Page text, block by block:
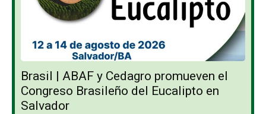
Brasil | ABAF y Cedagro promueven el
Congreso Brasileño del Eucalipto en
Salvador